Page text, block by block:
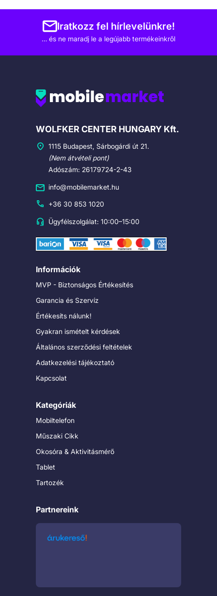
Iratkozz fel hírlevelünkre!
… és ne maradj le a legújabb termékeinkről
Cégadatok
WOLFKER CENTER HUNGARY Kft.
1115 Budapest, Sárbogárdi út 21.
(Nem átvételi pont)
Adószám: 26179724-2-43
info@mobilemarket.hu
+36 30 853 1020
Ügyfélszolgálat: 10:00–15:00
Információk
MVP - Biztonságos Értékesítés
Garancia és Szervíz
Értékesíts nálunk!
Gyakran ismételt kérdések
Általános szerződési feltételek
Adatkezelési tájékoztató
Kapcsolat
Kategóriák
Mobiltelefon
Műszaki Cikk
Okosóra & Aktivitásmérő
Tablet
Tartozék
Partnereink